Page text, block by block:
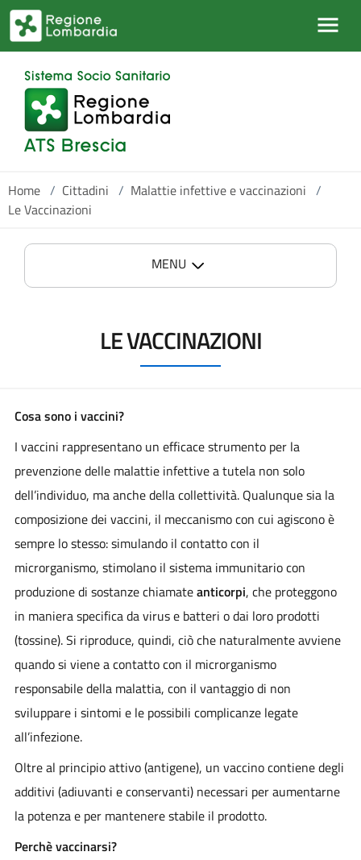
Salta al contenuto principale
Home / Cittadini / Malattie infettive e vaccinazioni /
Le Vaccinazioni
MENU
LE VACCINAZIONI
Cosa sono i vaccini?
I vaccini rappresentano un efficace strumento per la
prevenzione delle malattie infettive a tutela non solo
dell’individuo, ma anche della collettività. Qualunque sia la
composizione dei vaccini, il meccanismo con cui agiscono è
sempre lo stesso: simulando il contatto con il
microrganismo, stimolano il sistema immunitario con
produzione di sostanze chiamateanticorpi, che proteggono
in maniera specifica da virus e batteri o dai loro prodotti
(tossine). Si riproduce, quindi, ciò che naturalmente avviene
quando si viene a contatto con il microrganismo
responsabile della malattia, con il vantaggio di non
sviluppare i sintomi e le possibili complicanze legate
all’infezione.
Oltre al principio attivo (antigene), un vaccino contiene degli
additivi (adiuvanti e conservanti) necessari per aumentarne
la potenza e per mantenere stabile il prodotto.
Perchè vaccinarsi?